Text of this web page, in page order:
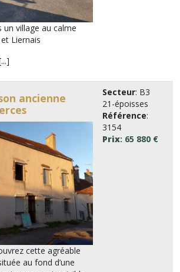
un village au calme
Liernais
ancienne
cette agréable
au fond d’une
Secteur: B3
21-époisses
Référence:
3154
Prix: 65 880 €